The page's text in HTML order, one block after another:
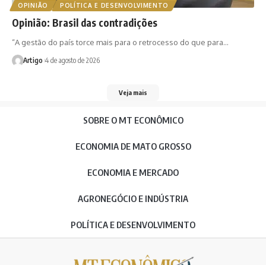
OPINIÃO POLÍTICA E DESENVOLVIMENTO
Opinião: Brasil das contradições
“A gestão do país torce mais para o retrocesso do que para…
Artigo 4 de agosto de 2026
Veja mais
SOBRE O MT ECONÔMICO
ECONOMIA DE MATO GROSSO
ECONOMIA E MERCADO
AGRONEGÓCIO E INDÚSTRIA
POLÍTICA E DESENVOLVIMENTO